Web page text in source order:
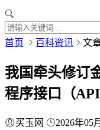
首页 百科资讯 文
我国牵头修订
程序接口（
买玉网 2026年05